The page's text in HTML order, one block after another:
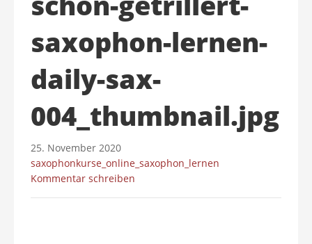
saxophon-lernen-
daily-sax-
004_thumbnail.jpg
25. November 2020
saxophonkurse_online_saxophon_lernen
Kommentar schreiben